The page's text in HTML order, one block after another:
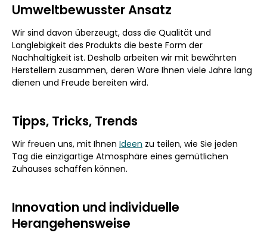
Umweltbewusster Ansatz
Wir sind davon überzeugt, dass die Qualität und
Langlebigkeit des Produkts die beste Form der
Nachhaltigkeit ist. Deshalb arbeiten wir mit bewährten
Herstellern zusammen, deren Ware Ihnen viele Jahre lang
dienen und Freude bereiten wird.
Tipps, Tricks, Trends
Wir freuen uns, mit Ihnen Ideen zu teilen, wie Sie jeden
Tag die einzigartige Atmosphäre eines gemütlichen
Zuhauses schaffen können.
Innovation und individuelle
Herangehensweise